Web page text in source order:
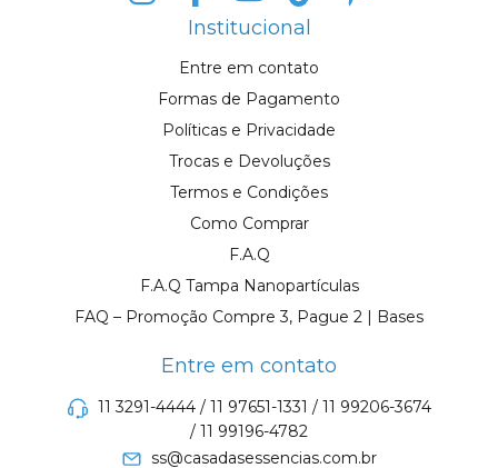
Institucional
Entre em contato
Formas de Pagamento
Políticas e Privacidade
Trocas e Devoluções
Termos e Condições
Como Comprar
F.A.Q
F.A.Q Tampa Nanopartículas
FAQ – Promoção Compre 3, Pague 2 | Bases
Entre em contato
11 3291-4444 / 11 97651-1331 / 11 99206-3674
/ 11 99196-4782
ss@casadasessencias.com.br